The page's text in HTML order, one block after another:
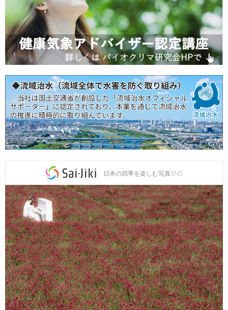
日本の四季を楽しむ写真SNS